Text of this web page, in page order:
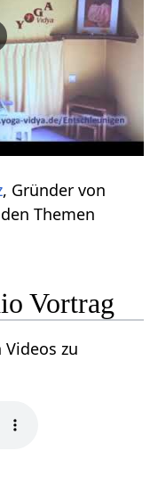
, Gründer von
Themen
Vortrag
zu